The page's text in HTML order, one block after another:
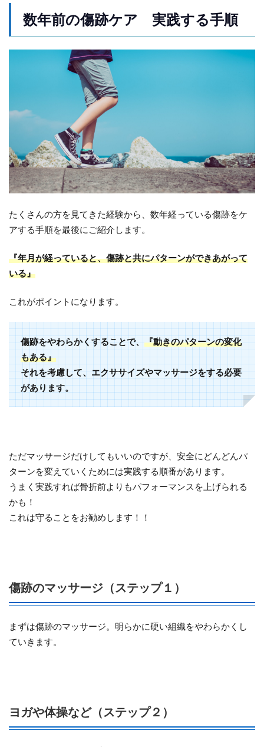
数年前の傷跡ケア 実践する手順
たくさんの方を見てきた経験から、数年経っている傷跡をケ
アする手順を最後にご紹介します。
『年月が経っていると、傷跡と共にパターンができあがって
いる』
これがポイントになります。
傷跡をやわらかくすることで、『動きのパターンの変化
もある』
それを考慮して、エクササイズやマッサージをする必要
があります。
ただマッサージだけしてもいいのですが、安全にどんどんパ
ターンを変えていくためには実践する順番があります。
うまく実践すれば骨折前よりもパフォーマンスを上げられる
かも！
これは守ることをお勧めします！！
傷跡のマッサージ（ステップ１）
まずは傷跡のマッサージ。明らかに硬い組織をやわらかくし
ていきます。
ヨガや体操など（ステップ２）